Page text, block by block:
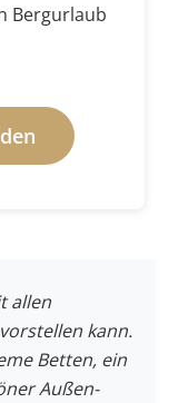
Bergurlaub
allen
kann.
Betten, ein
Außen-